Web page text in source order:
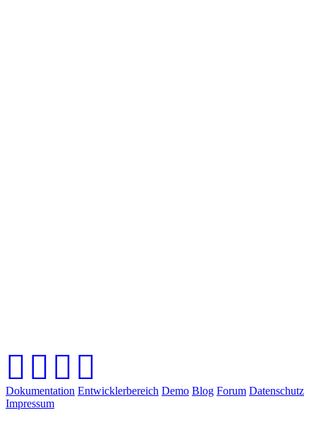
Dokumentation Entwicklerbereich Demo Blog Forum Datenschutz
Impressum